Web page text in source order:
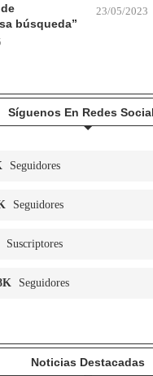
búsqueda”
23/05/2023
Síguenos En Redes
Seguidores
Seguidores
Suscriptores
Seguidores
Noticias Destacadas